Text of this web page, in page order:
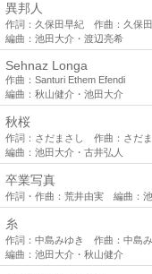
異邦人
作詞：久保田早紀 作曲：久保
編曲：池田大介・渡辺亮希
Sehnaz Longa
作曲：Santuri Ethem Efendi
編曲：秋山健介・池田大介
秋桜
作詞：さだまさし 作曲：さだ
編曲：池田大介・古井弘人
卒業写真
作詞・作曲：荒井由実 編曲：
糸
作詞：中島みゆき 作曲：中島
編曲：池田大介・秋山健介